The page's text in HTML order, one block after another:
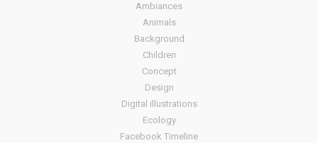
Ambiances
Animals
Background
Children
Concept
Design
Digital illustrations
Ecology
Facebook Timeline